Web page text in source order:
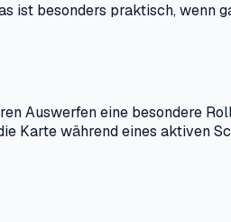
ist besonders praktisch, wenn
Auswerfen eine besondere
Karte während eines aktiven